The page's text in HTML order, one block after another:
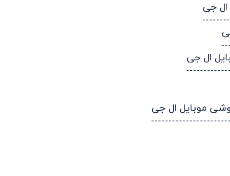
جی
ال جی
موبایل ال جی